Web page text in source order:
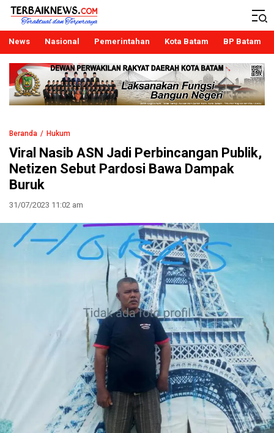
Terbaiknews
Teraktual dan Terpercaya
News Nasional Pemerintahan Kota Batam BP Batam
Beranda Hukum
Viral Nasib ASN Jadi Perbincangan Publik,
Netizen Sebut Pardosi Bawa Dampak
Buruk
31/07/2023 11:02 am